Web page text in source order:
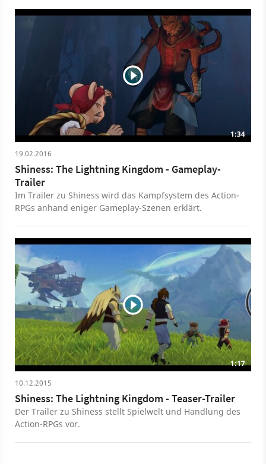
aus Erkundungs- und Actionspielen übernimmt. Wir
bekommen auch einen Blick auf das aktive
Kampfsystem, das von RPG-Elementen erweitert wird.
Dabei kommt auch der Einfluss von JRPGs zur Sprache.
Shiness: The Lightning Kingdom spielt auf dem Planeten
Mahera, der auseinanderzubrechen droht. Der Spieler
übernimmt die Steuerung von Chado und seine
Begleiter und bereist an Bord eines Flugschiffs die
Himmlischen Inseln.
1:34
19.02.2016
Shiness: The Lightning Kingdom - Gameplay-
Trailer
Im Trailer zu Shiness wird das Kampfsystem des Action-
RPGs anhand eniger Gameplay-Szenen erklärt.
1:17
10.12.2015
Shiness: The Lightning Kingdom - Teaser-Trailer
Der Trailer zu Shiness stellt Spielwelt und Handlung des
Action-RPGs vor.